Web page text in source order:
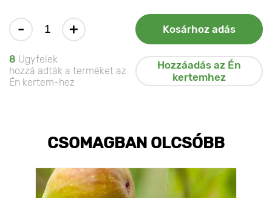
- + Kosárhoz adás
8 Ügyfelek
hozzá adták a terméket az
Én kertem-hez
Hozzáadás az Én
kertemhez
CSOMAGBAN OLCSÓBB